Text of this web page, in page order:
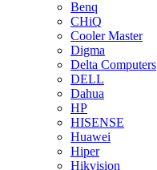
Benq
CHiQ
Cooler Master
Digma
Delta Computers
DELL
Dahua
HP
HISENSE
Huawei
Hiper
Hikvision